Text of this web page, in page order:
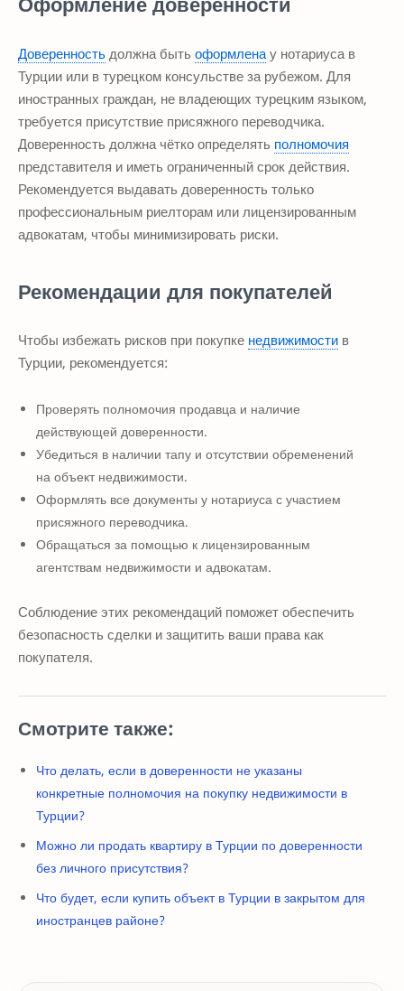
Доверенность должна быть оформлена у нотариуса в
Турции или в турецком консульстве за рубежом. Для
иностранных граждан, не владеющих турецким языком,
требуется присутствие присяжного переводчика.
Доверенность должна чётко определять полномочия
представителя и иметь ограниченный срок действия.
Рекомендуется выдавать доверенность только
профессиональным риелторам или лицензированным
адвокатам, чтобы минимизировать риски.
Рекомендации для покупателей
Чтобы избежать рисков при покупке недвижимости в
Турции, рекомендуется:
Проверять полномочия продавца и наличие
действующей доверенности.
Убедиться в наличии тапу и отсутствии обременений
на объект недвижимости.
Оформлять все документы у нотариуса с участием
присяжного переводчика.
Обращаться за помощью к лицензированным
агентствам недвижимости и адвокатам.
Соблюдение этих рекомендаций поможет обеспечить
безопасность сделки и защитить ваши права как
покупателя.
Смотрите также:
Что делать, если в доверенности не указаны
конкретные полномочия на покупку недвижимости в
Турции?
Можно ли продать квартиру в Турции по доверенности
без личного присутствия?
Что будет, если купить объект в Турции в закрытом для
иностранцев районе?